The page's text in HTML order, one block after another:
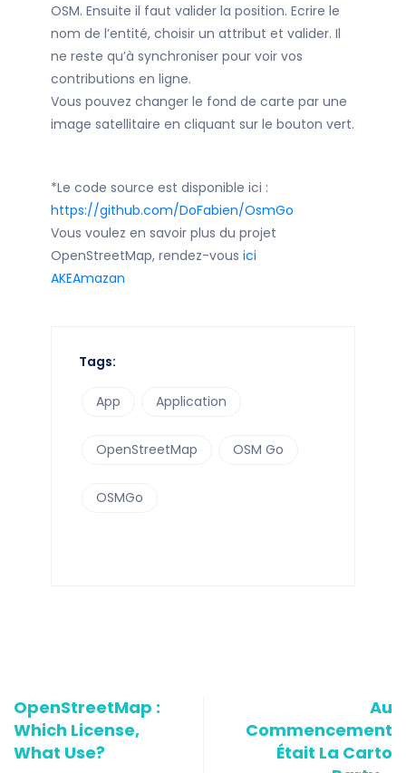
OSM. Ensuite il faut valider la position. Ecrire le
nom de l’entité, choisir un attribut et valider. Il
ne reste qu’à synchroniser pour voir vos
contributions en ligne.
Vous pouvez changer le fond de carte par une
image satellitaire en cliquant sur le bouton vert.
*Le code source est disponible ici :
https://github.com/DoFabien/OsmGo
Vous voulez en savoir plus du projet
OpenStreetMap, rendez-vous ici
AKEAmazan
Tags:
App Application
OpenStreetMap OSM Go
OSMGo
OpenStreetMap :
Which License,
What Use?
Au
Commencement
Était La Carto